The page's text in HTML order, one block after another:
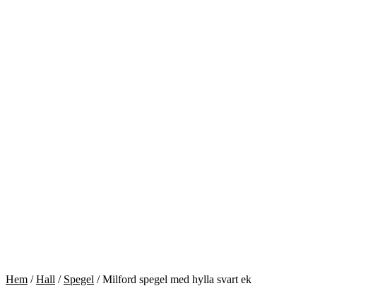
Hem /Hall / Spegel / Milford spegel med hylla svart ek